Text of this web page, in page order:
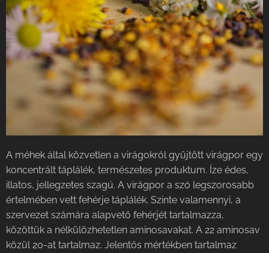
A méhek által közvetlen a virágokról gyűjtött virágpor egy
koncentrált táplálék, természetes produktum. Íze édes,
illatos, jellegzetes szagú. A virágpor a szó legszorosabb
értelmében vett fehérje táplálék. Szinte valamennyi, a
szervezet számára alapvető fehérjét tartalmazza,
közöttük a nélkülözhetetlen aminosavakat. A 22 aminosav
közül 20-at tartalmaz. Jelentős mértékben tartalmaz